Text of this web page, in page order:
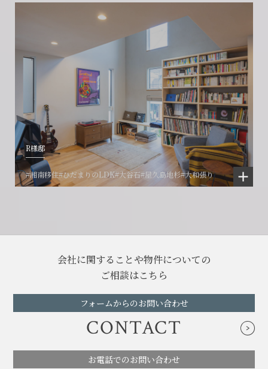
R様邸
#湘南移住#ひだまりのLDK#大谷石#屋久島地杉#大和張り
会社に関することや物件についての
ご相談はこちら
フォームからのお問い合わせ
CONTACT
お電話でのお問い合わせ